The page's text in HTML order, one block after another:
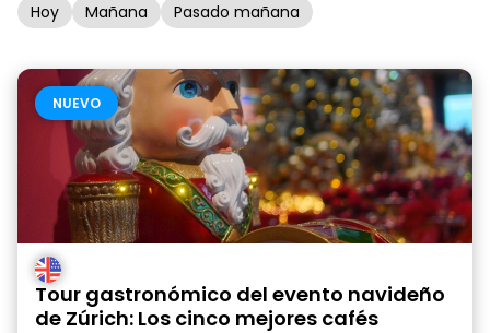
Hoy Mañana Pasado mañana
NUEVO
Tour gastronómico del evento navideño
de Zúrich: Los cinco mejores cafés